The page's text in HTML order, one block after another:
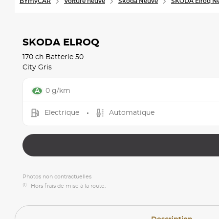
SKODA ELROQ
170 ch Batterie 50
City Gris
0 g/km
Electrique Automatique
Photos non contractuelles
(1) Hors frais de mise à la route.